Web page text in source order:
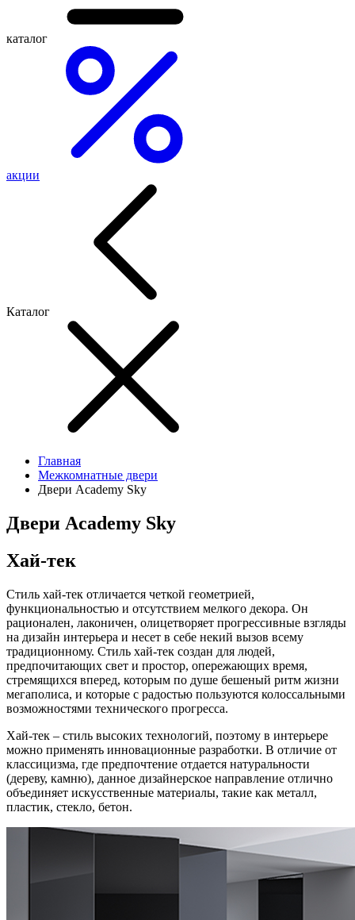
каталог
акции
Каталог
Главная
Межкомнатные двери
Двери Academy Sky
Двери Academy Sky
Хай-тек
Стиль хай-тек отличается четкой геометрией,
функциональностью и отсутствием мелкого декора. Он
рационален, лаконичен, олицетворяет прогрессивные взгляды
на дизайн интерьера и несет в себе некий вызов всему
традиционному. Стиль хай-тек создан для людей,
предпочитающих свет и простор, опережающих время,
стремящихся вперед, которым по душе бешеный ритм жизни
мегаполиса, и которые с радостью пользуются колоссальными
возможностями технического прогресса.
Хай-тек – стиль высоких технологий, поэтому в интерьере
можно применять инновационные разработки. В отличие от
классицизма, где предпочтение отдается натуральности
(дереву, камню), данное дизайнерское направление отлично
объединяет искусственные материалы, такие как металл,
пластик, стекло, бетон.